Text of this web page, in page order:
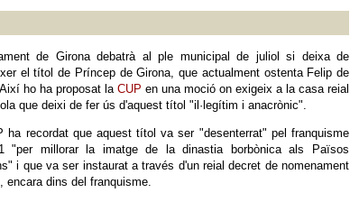
de Girona debatrà al ple municipal de juliol si deixa de
el títol de Príncep de Girona, que actualment ostenta Felip de
ho ha proposat laCUP en una moció on exigeix a la casa reial
que deixi de fer ús d'aquest títol "il·legítim i anacrònic".
ha recordat que aquest títol va ser "desenterrat" pel franquisme
"per millorar la imatge de la dinastia borbònica als Països
i que va ser instaurat a través d'un reial decret de nomenament
encara dins del franquisme.